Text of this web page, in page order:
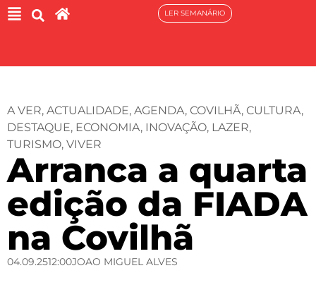
LER SEMANÁRIO
A VER, ACTUALIDADE, AGENDA, COVILHÃ, CULTURA,
DESTAQUE, ECONOMIA, INOVAÇÃO, LAZER,
TURISMO, VIVER
Arranca a quarta
edição da FIADA
na Covilhã
04.09.2512:00JOAO MIGUEL ALVES